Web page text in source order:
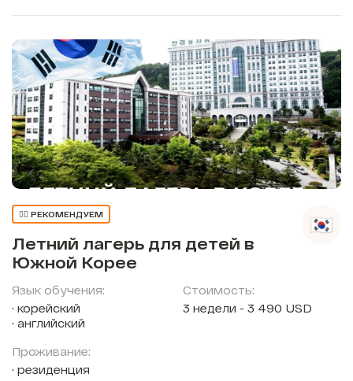
👍🏼 РЕКОМЕНДУЕМ
Летний лагерь для детей в
Южной Корее
Язык обучения:
корейский
английский
Проживание:
резиденция
Стоимость:
3 недели - 3 490 USD